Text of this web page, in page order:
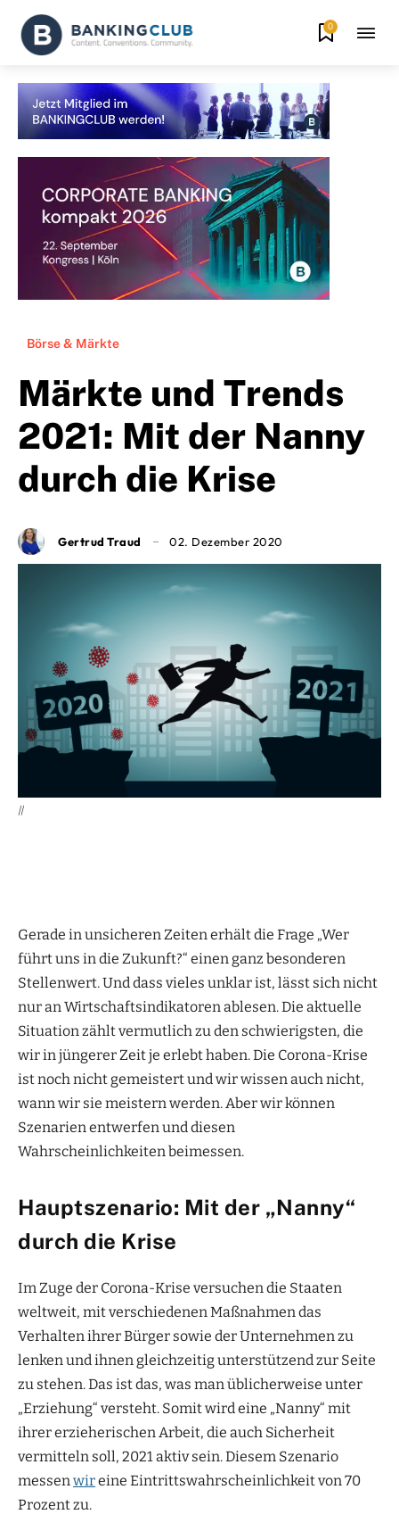
0
Börse & Märkte
Märkte und Trends
2021: Mit der Nanny
durch die Krise
Gertrud Traud 02. Dezember 2020
||
Gerade in unsicheren Zeiten erhält die Frage „Wer
führt uns in die Zukunft?“ einen ganz besonderen
Stellenwert. Und dass vieles unklar ist, lässt sich nicht
nur an Wirtschaftsindikatoren ablesen. Die aktuelle
Situation zählt vermutlich zu den schwierigsten, die
wir in jüngerer Zeit je erlebt haben. Die Corona-Krise
ist noch nicht gemeistert und wir wissen auch nicht,
wann wir sie meistern werden. Aber wir können
Szenarien entwerfen und diesen
Wahrscheinlichkeiten beimessen.
Hauptszenario: Mit der „Nanny“
durch die Krise
Im Zuge der Corona-Krise versuchen die Staaten
weltweit, mit verschiedenen Maßnahmen das
Verhalten ihrer Bürger sowie der Unternehmen zu
lenken und ihnen gleichzeitig unterstützend zur Seite
zu stehen. Das ist das, was man üblicherweise unter
„Erziehung“ versteht. Somit wird eine „Nanny“ mit
ihrer erzieherischen Arbeit, die auch Sicherheit
vermitteln soll, 2021 aktiv sein. Diesem Szenario
messenwireine Eintrittswahrscheinlichkeit von 70
Prozent zu.